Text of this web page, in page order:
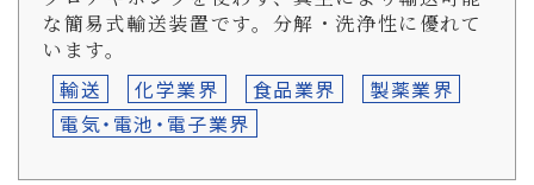
な簡易式輸送装置です。分解・洗浄性に優れて
います。
輸送 化学業界 食品業界
製薬業界
電気・電池・電子業界